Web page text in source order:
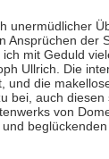
unermüdlicher
Ansprüchen der
ich mit Geduld
Ullrich. Die
und die
bei, auch diesen
von